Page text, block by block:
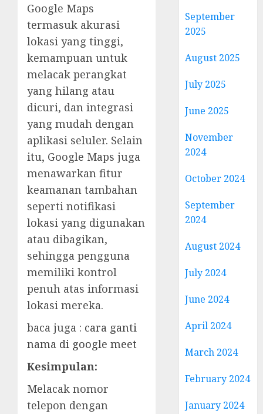
Google Maps
termasuk akurasi
lokasi yang tinggi,
kemampuan untuk
melacak perangkat
yang hilang atau
dicuri, dan integrasi
yang mudah dengan
aplikasi seluler. Selain
itu, Google Maps juga
menawarkan fitur
keamanan tambahan
seperti notifikasi
lokasi yang digunakan
atau dibagikan,
sehingga pengguna
memiliki kontrol
penuh atas informasi
lokasi mereka.
baca juga : cara ganti
nama di google meet
Kesimpulan:
Melacak nomor
telepon dengan
September
2025
August 2025
July 2025
June 2025
November
2024
October 2024
September
2024
August 2024
July 2024
June 2024
April 2024
March 2024
February 2024
January 2024